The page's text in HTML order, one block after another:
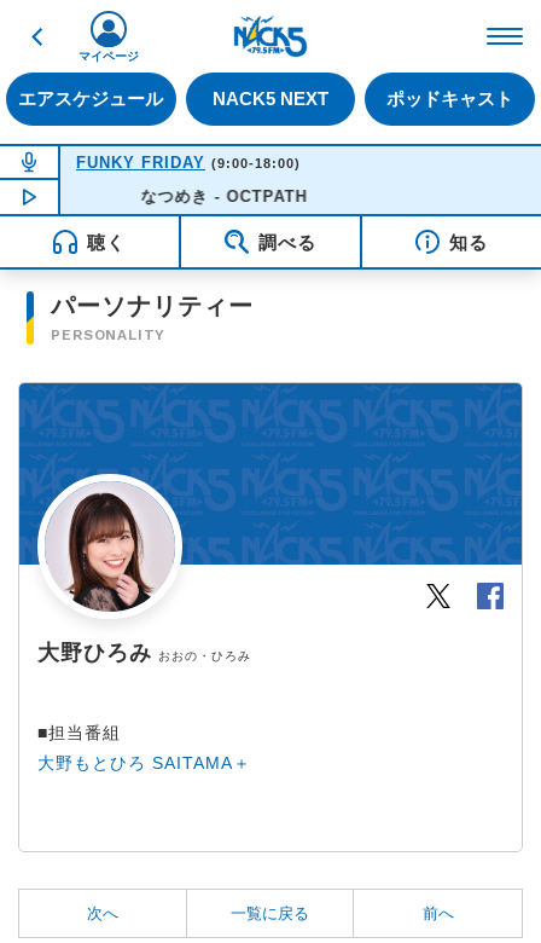
戻る
エアスケジュール NACK5 NEXT ポッドキャスト
マイページ
NOW ON AIR
FUNKY FRIDAY (9:00-18:00)
NOW PLAYING09:55
なつめき - OCTPATH
聴く 調べる 知る
パーソナリティー
PERSONALITY
Twitter
大野ひろみ おおの・ひろみ
■担当番組
大野もとひろ SAITAMA＋
次へ 一覧に戻る 前へ